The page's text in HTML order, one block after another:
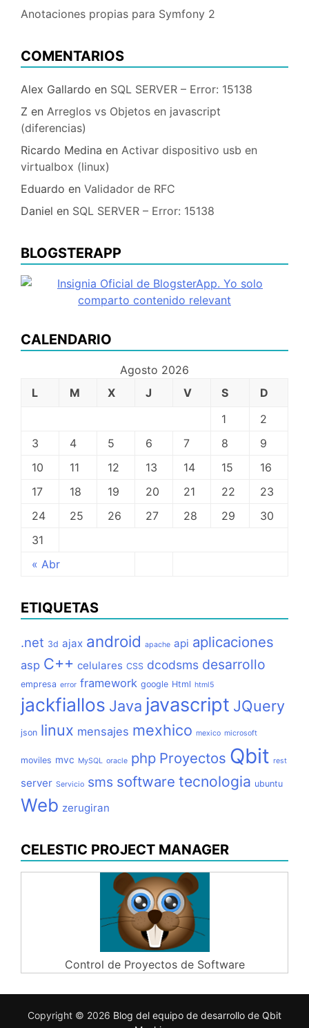
Anotaciones propias para Symfony 2
COMENTARIOS
Alex Gallardo en SQL SERVER – Error: 15138
Z en Arreglos vs Objetos en javascript
(diferencias)
Ricardo Medina en Activar dispositivo usb en
virtualbox (linux)
Eduardo en Validador de RFC
Daniel en SQL SERVER – Error: 15138
BLOGSTERAPP
CALENDARIO
Agosto 2026
L
M X J V S D
« Abr
1
2
3
4 5 6 7 8
9
10
11 12 13 14 15
16
17
18 19 20 21 22
23
24
25 26 27 28 29
30
31
ETIQUETAS
.net 3d ajax android apache api aplicaciones
asp C++ celulares CSS dcodsms desarrollo
empresa error framework google Html html5
jackfiallos Java javascript JQuery
json linux mensajes mexhico mexico microsoft
moviles mvc MySQL oracle php Proyectos Qbit rest
server Servicio sms software tecnologia ubuntu
Web zerugiran
CELESTIC PROJECT MANAGER
Control de Proyectos de Software
Copyright © 2026 Blog del equipo de desarrollo de Qbit